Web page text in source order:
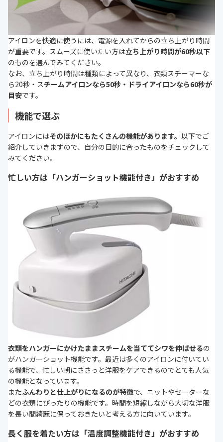
アイロンを快適に使うには、電源を入れてからの立ち上がり時間
が重要です。スムーズに使いたい方は立ち上がり時間が60秒以下
のものを選んでみてください。
なお、立ち上がり時間は種類によって異なり、衣類スチーマーな
ら20秒・スチームアイロンなら50秒・ドライアイロンなら60秒が
目安です。
機能で選ぶ
アイロンにはそのほかにもたくさんの機能があります。 以下でご
紹介していきますので、自分の目的に合ったものをチェックして
みてください。
忙しい方は「ハンガーショット機能付き」がおすすめ
衣類をハンガーにかけたままスチームを当ててシワを伸ばせるの
がハンガーショット機能です。最近は多くのアイロンに付いてい
る機能で、忙しい朝にささっと洋服をケアできるのでとても人気
の機能となっています。
またふんわりと仕上がりになるのが特徴で、ニットやセーターな
どの衣類にぴったりの機能です。時間を短縮しながら大切な洋服
を長い間綺麗に保っておきたいと考える方に向いています。
長く服を着たい方は「温度調整機能付き」がおすすめ